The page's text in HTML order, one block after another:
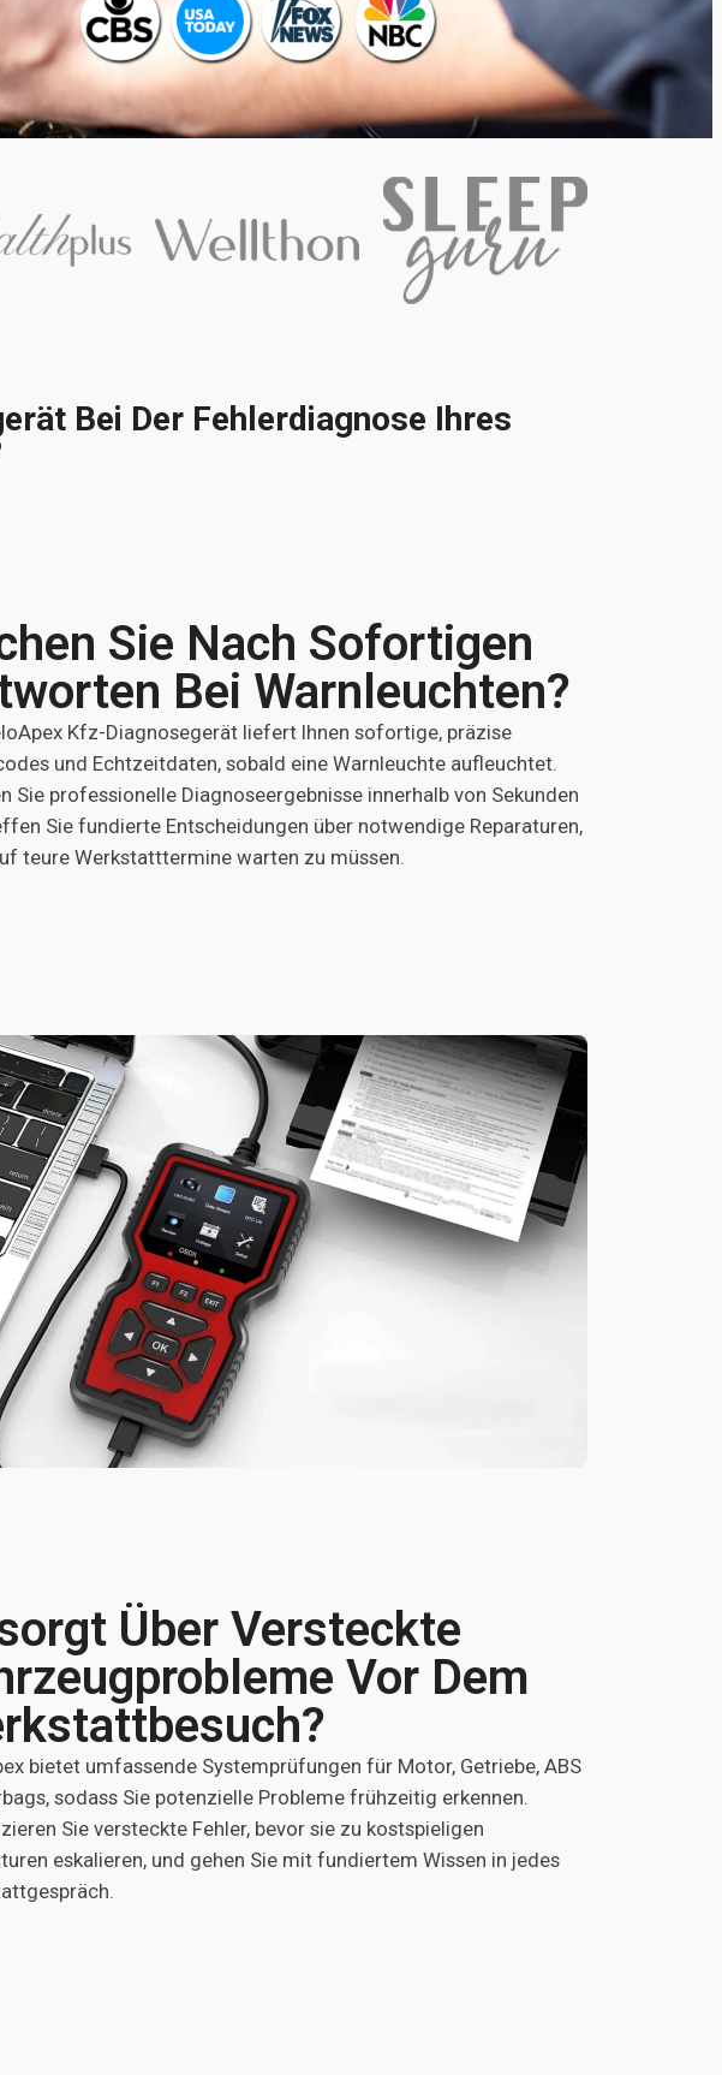
Bei Der Fehlerdiagnose Ihres
Sie Nach Sofortigen
Bei Warnleuchten?
Kfz-Diagnosegerät liefert Ihnen sofortige, präzise
und Echtzeitdaten, sobald eine Warnleuchte aufleuchtet.
Sie professionelle Diagnoseergebnisse innerhalb von Sekunden
Sie fundierte Entscheidungen über notwendige Reparaturen,
teure Werkstatttermine warten zu müssen.
Über Versteckte
Vor Dem
bietet umfassende Systemprüfungen für Motor, Getriebe, ABS
sodass Sie potenzielle Probleme frühzeitig erkennen.
Sie versteckte Fehler, bevor sie zu kostspieligen
eskalieren, und gehen Sie mit fundiertem Wissen in jedes